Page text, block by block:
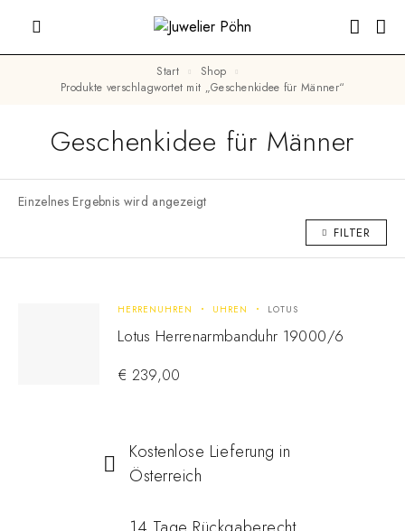
Start
Shop
Produkte verschlagwortet mit „Geschenkidee für Männer“
Geschenkidee für Männer
Einzelnes Ergebnis wird angezeigt
FILTER
HERRENUHREN UHREN LOTUS
Lotus Herrenarmbanduhr 19000/6
€ 239,00
Kostenlose Lieferung in
Österreich